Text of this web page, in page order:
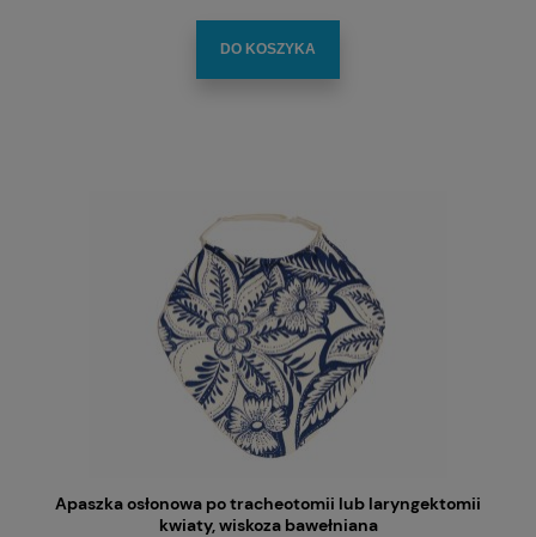
DO KOSZYKA
Apaszka osłonowa po tracheotomii lub laryngektomii
kwiaty, wiskoza bawełniana